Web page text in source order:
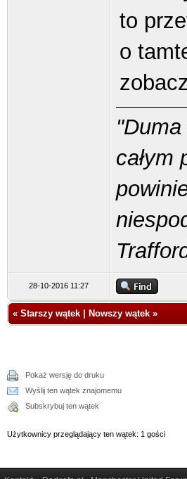
to
o
całym
28-10-2016 11:27
« Starszy wątek Nowszy wątek »
Pokaż wersję do druku
Wyślij ten wątek znajomemu
Subskrybuj ten wątek
Użytkownicy przeglądający ten wątek: 1 gości